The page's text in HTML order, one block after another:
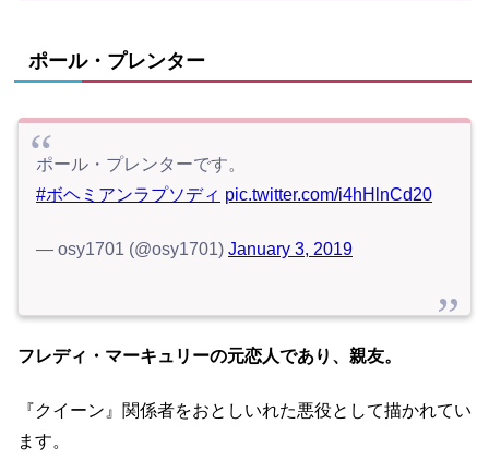
ポール・プレンター
ポール・プレンターです。
#ボヘミアンラプソディ pic.twitter.com/i4hHlnCd20
— osy1701 (@osy1701) January 3, 2019
フレディ・マーキュリーの元恋人であり、親友。
『クイーン』関係者をおとしいれた悪役として描かれてい
ます。